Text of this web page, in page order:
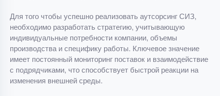
Для того чтобы успешно реализовать аутсорсинг СИЗ,
необходимо разработать стратегию, учитывающую
индивидуальные потребности компании, объемы
производства и специфику работы. Ключевое значение
имеет постоянный мониторинг поставок и взаимодействие
с подрядчиками, что способствует быстрой реакции на
изменения внешней среды.